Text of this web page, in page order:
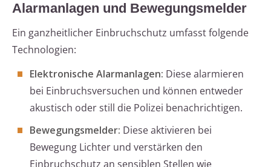
Alarmanlagen und Bewegungsmelder
Ein ganzheitlicher Einbruchschutz umfasst folgende
Technologien:
Elektronische Alarmanlagen: Diese alarmieren
bei Einbruchsversuchen und können entweder
akustisch oder still die Polizei benachrichtigen.
Bewegungsmelder: Diese aktivieren bei
Bewegung Lichter und verstärken den
Einbruchschutz an sensiblen Stellen wie